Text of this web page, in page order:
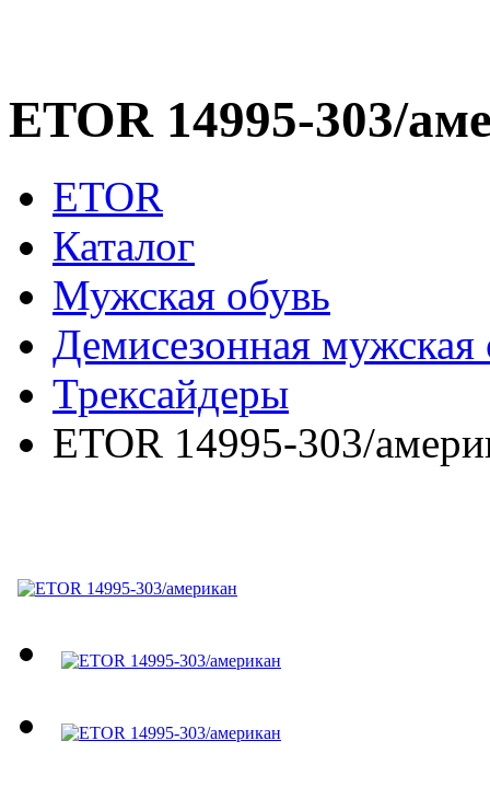
ETOR 14995-303/
ETOR
Каталог
Мужская обувь
Демисезонная мужская
Трексайдеры
ETOR 14995-303/